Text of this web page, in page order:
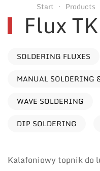
Start Products
Flux
SOLDERING FLUXES
MANUAL SOLDERING
WAVE SOLDERING
DIP SOLDERING
Kalafoniowy topnik do